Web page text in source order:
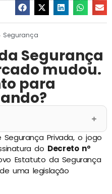
Segurança
Segurança
mudou.
para
Privada, o jogo
do Decreto nº
Estatuto da Segurança
uma legislação